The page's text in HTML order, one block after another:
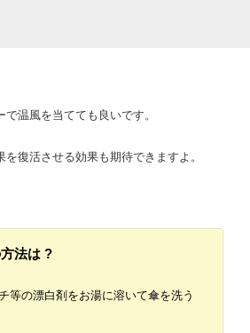
温風を当てても良いです。
を復活させる効果も期待できますよ。
法は ?
等の漂白剤をお湯に溶いて傘を洗う